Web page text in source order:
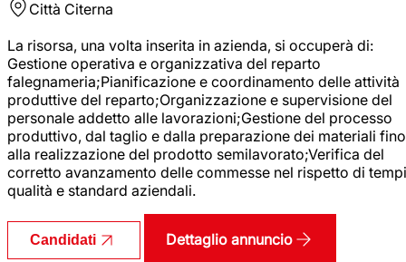
Città Citerna
La risorsa, una volta inserita in azienda, si occuperà di:
Gestione operativa e organizzativa del reparto
falegnameria;Pianificazione e coordinamento delle attività
produttive del reparto;Organizzazione e supervisione del
personale addetto alle lavorazioni;Gestione del processo
produttivo, dal taglio e dalla preparazione dei materiali fino
alla realizzazione del prodotto semilavorato;Verifica del
corretto avanzamento delle commesse nel rispetto di
qualità e standard aziendali.
Candidati Dettaglio annuncio